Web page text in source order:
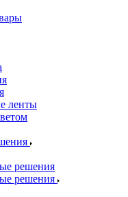
ленты
решения
решения